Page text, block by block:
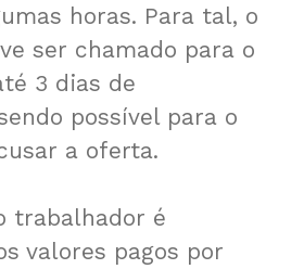
horas. Para tal, o
ser chamado para o
3 dias de
possível para o
a oferta.
trabalhador é
valores pagos por